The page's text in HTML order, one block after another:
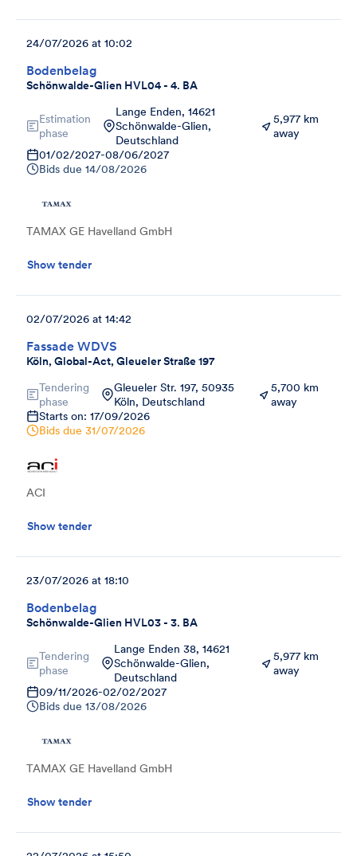
Bodenbelag
Schönwalde-Glien HVL04 - 4. BA
24/07/2026 at 10:02
Estimation
phase
Lange Enden, 14621
Schönwalde-Glien,
Deutschland
5,977 km
away
01/02/2027-08/06/2027
Bids due 14/08/2026
TAMAX GE Havelland GmbH
Show tender
Fassade WDVS
Köln, Global-Act, Gleueler Straße 197
02/07/2026 at 14:42
Tendering
phase
Gleueler Str. 197, 50935
Köln, Deutschland
5,700 km
away
Starts on: 17/09/2026
Bids due 31/07/2026
ACI
Show tender
Bodenbelag
Schönwalde-Glien HVL03 - 3. BA
23/07/2026 at 18:10
Tendering
phase
Lange Enden 38, 14621
Schönwalde-Glien,
Deutschland
5,977 km
away
09/11/2026-02/02/2027
Bids due 13/08/2026
TAMAX GE Havelland GmbH
Show tender